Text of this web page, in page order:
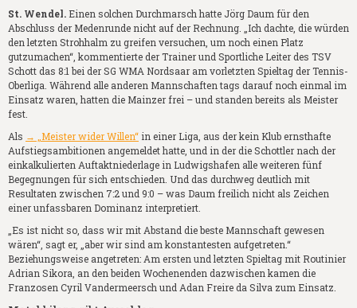
St. Wendel. Einen solchen Durchmarsch hatte Jörg Daum für den
Abschluss der Medenrunde nicht auf der Rechnung. „Ich dachte, die würden
den letzten Strohhalm zu greifen versuchen, um noch einen Platz
gutzumachen“, kommentierte der Trainer und Sportliche Leiter des TSV
Schott das 8:1 bei der SG WMA Nordsaar am vorletzten Spieltag der Tennis-
Oberliga. Während alle anderen Mannschaften tags darauf noch einmal im
Einsatz waren, hatten die Mainzer frei – und standen bereits als Meister
fest.
Als → „Meister wider Willen“ in einer Liga, aus der kein Klub ernsthafte
Aufstiegsambitionen angemeldet hatte, und in der die Schottler nach der
einkalkulierten Auftaktniederlage in Ludwigshafen alle weiteren fünf
Begegnungen für sich entschieden. Und das durchweg deutlich mit
Resultaten zwischen 7:2 und 9:0 – was Daum freilich nicht als Zeichen
einer unfassbaren Dominanz interpretiert.
„Es ist nicht so, dass wir mit Abstand die beste Mannschaft gewesen
wären“, sagt er, „aber wir sind am konstantesten aufgetreten.“
Beziehungsweise angetreten: Am ersten und letzten Spieltag mit Routinier
Adrian Sikora, an den beiden Wochenenden dazwischen kamen die
Franzosen Cyril Vandermeersch und Adan Freire da Silva zum Einsatz.